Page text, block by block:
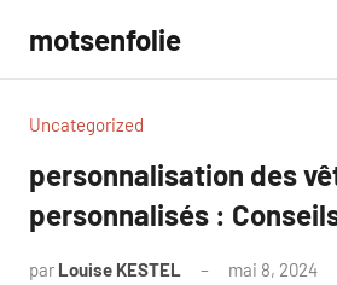
contenu
motsenfolie
Uncategorized
personnalisation des
personnalisés :
par Louise KESTEL mai 8, 2024